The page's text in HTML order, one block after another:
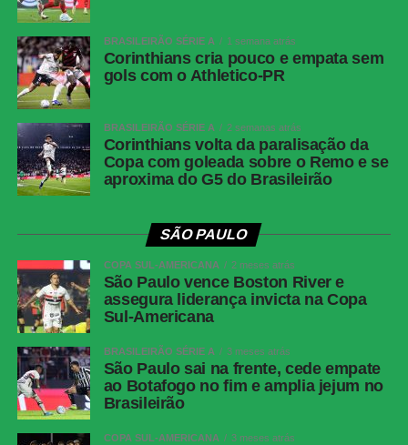
BRASILEIRÃO SÉRIE A 1 semana atrás
Corinthians cria pouco e empata sem
gols com o Athletico-PR
BRASILEIRÃO SÉRIE A 2 semanas atrás
Corinthians volta da paralisação da
Copa com goleada sobre o Remo e se
aproxima do G5 do Brasileirão
SÃO PAULO
COPA SUL-AMERICANA 2 meses atrás
São Paulo vence Boston River e
assegura liderança invicta na Copa
Sul-Americana
BRASILEIRÃO SÉRIE A 3 meses atrás
São Paulo sai na frente, cede empate
ao Botafogo no fim e amplia jejum no
Brasileirão
COPA SUL-AMERICANA 3 meses atrás